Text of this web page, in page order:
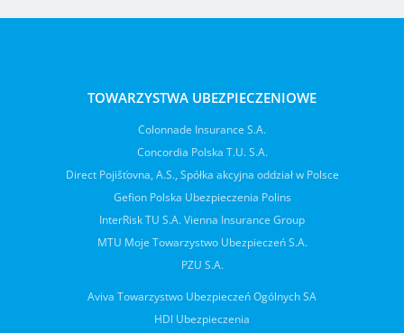
TOWARZYSTWA UBEZPIECZENIOWE
Colonnade Insurance S.A.
Concordia Polska T.U. S.A.
Direct Pojišťovna, A.S., Spółka akcyjna oddział w Polsce
Gefion Polska Ubezpieczenia Polins
InterRisk TU S.A. Vienna Insurance Group
MTU Moje Towarzystwo Ubezpieczeń S.A.
PZU S.A.
Aviva Towarzystwo Ubezpieczeń Ogólnych SA
HDI Ubezpieczenia